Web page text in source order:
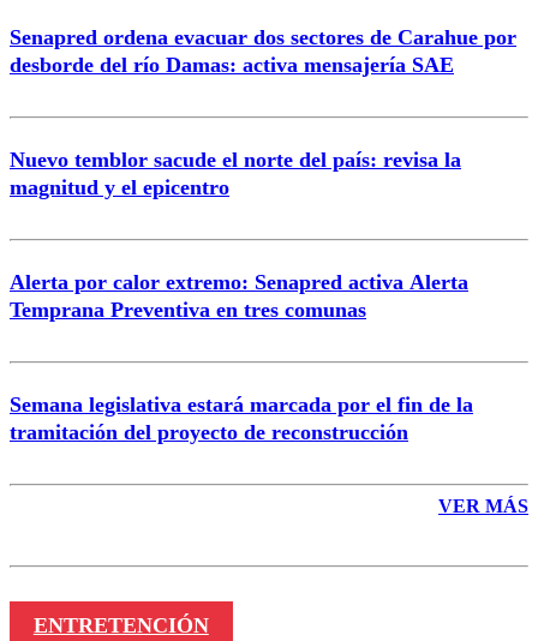
Correo
Senapred ordena evacuar dos sectores de Carahue por
desborde del río Damas: activa mensajería SAE
Nuevo temblor sacude el norte del país: revisa la
magnitud y el epicentro
Alerta por calor extremo: Senapred activa Alerta
Temprana Preventiva en tres comunas
Semana legislativa estará marcada por el fin de la
tramitación del proyecto de reconstrucción
VER MÁS
ENTRETENCIÓN